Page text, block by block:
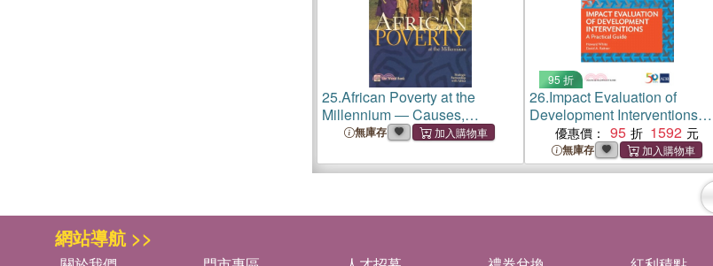
25.African Poverty at the
Millennium ― Causes,
Complexities, and Challenges
無庫存
95 折
26.Impact Evaluation of
Development Interventions：A
Practical Guide
優惠價： 95 1592
無庫存
網站導航 >>